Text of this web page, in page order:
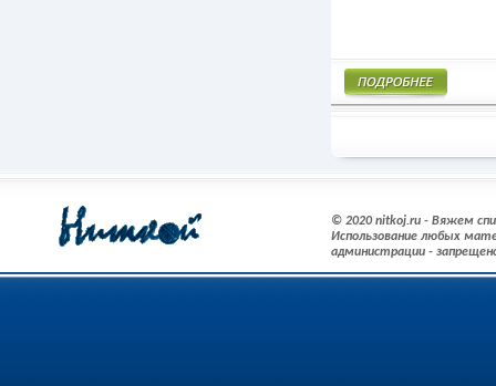
© 2020 nitkoj.ru - Вяжем
Использование любых
администрации -